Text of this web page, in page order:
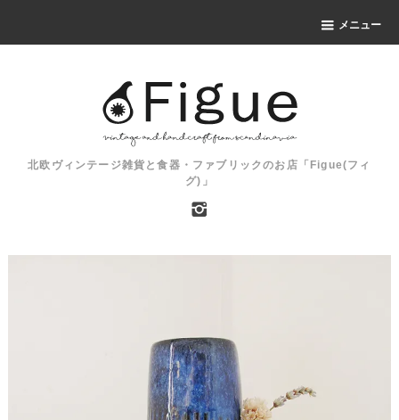
メニュー
北欧ヴィンテージ雑貨と食器・ファブリックのお店「Figue(フィ
グ)」